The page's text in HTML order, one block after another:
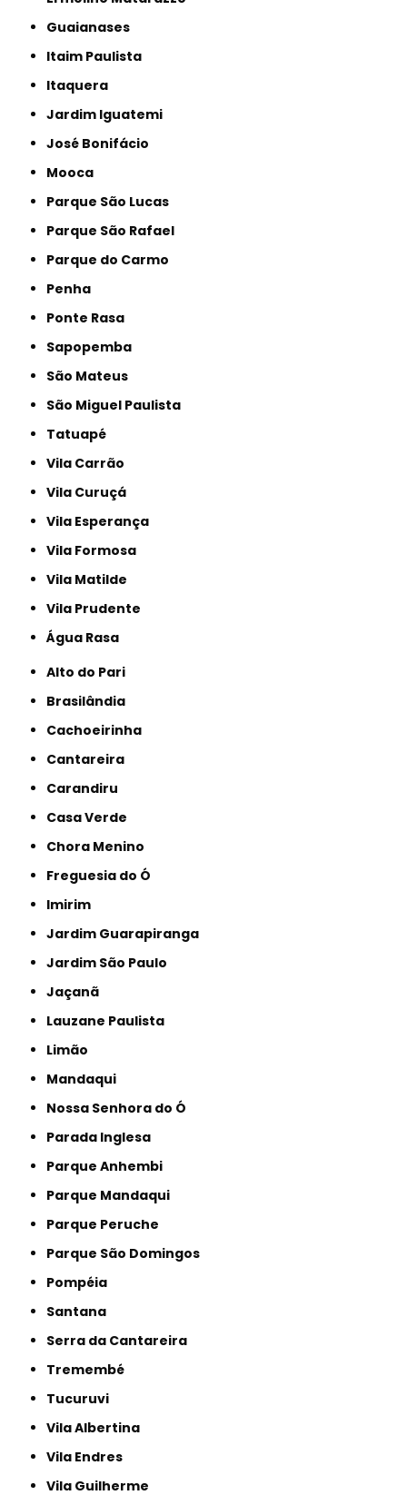
Guaianases
Itaim Paulista
Itaquera
Jardim Iguatemi
José Bonifácio
Mooca
Parque São Lucas
Parque São Rafael
Parque do Carmo
Penha
Ponte Rasa
Sapopemba
São Mateus
São Miguel Paulista
Tatuapé
Vila Carrão
Vila Curuçá
Vila Esperança
Vila Formosa
Vila Matilde
Vila Prudente
Água Rasa
Alto do Pari
Brasilândia
Cachoeirinha
Cantareira
Carandiru
Casa Verde
Chora Menino
Freguesia do Ó
Imirim
Jardim Guarapiranga
Jardim São Paulo
Jaçanã
Lauzane Paulista
Limão
Mandaqui
Nossa Senhora do Ó
Parada Inglesa
Parque Anhembi
Parque Mandaqui
Parque Peruche
Parque São Domingos
Pompéia
Santana
Serra da Cantareira
Tremembé
Tucuruvi
Vila Albertina
Vila Endres
Vila Guilherme